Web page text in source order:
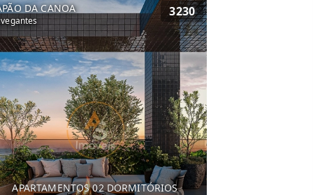
DA CANOA 3230
APARTAMENTOS 02 DORMITÓRIOS